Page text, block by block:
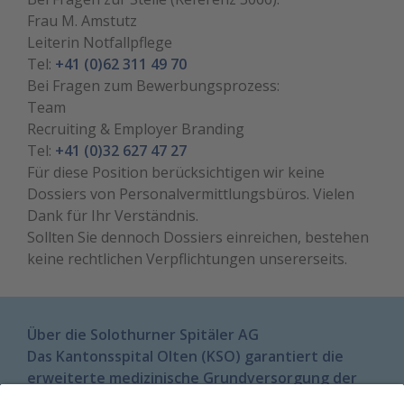
Frau M. Amstutz
Leiterin Notfallpflege
Tel: +41 (0)62 311 49 70
Bei Fragen zum Bewerbungsprozess:
Team
Recruiting & Employer Branding
Tel: +41 (0)32 627 47 27
Für diese Position berücksichtigen wir keine
Dossiers von Personalvermittlungsbüros. Vielen
Dank für Ihr Verständnis.
Sollten Sie dennoch Dossiers einreichen, bestehen
keine rechtlichen Verpflichtungen unsererseits.
Über die Solothurner Spitäler AG
Das Kantonsspital Olten (KSO) garantiert die
erweiterte medizinische Grundversorgung der